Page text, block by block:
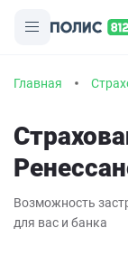
Главная
Возможность
для вас и банка